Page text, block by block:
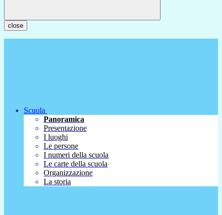
close
Scuola
Panoramica
Presentazione
I luoghi
Le persone
I numeri della scuola
Le carte della scuola
Organizzazione
La storia